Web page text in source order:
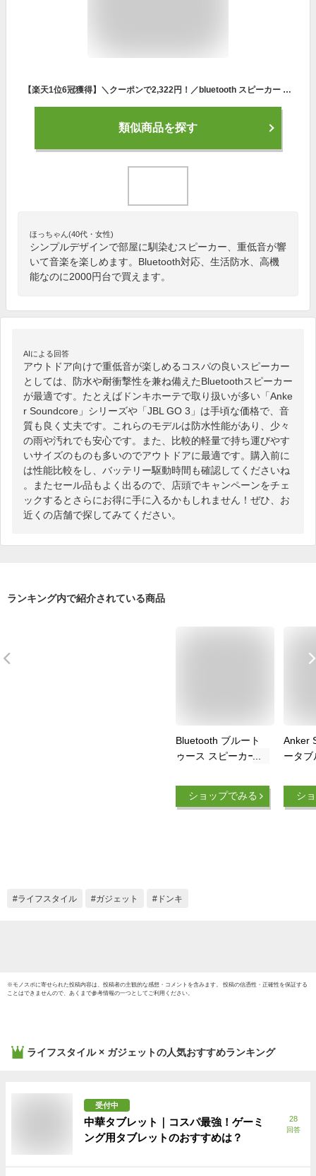
【楽天1位6冠獲得】＼クーポンで2,322円！／bluetooth スピーカー ポータブルスピーカー 小型 ワイヤレススピーカー 18H連続使用 ハンズフリー通話 4way再生方法 簡単接続 高音質重低音 iPhone/Android/PC IPX6防水 AUX/TFカード対応 お風呂/キャンプ
類似商品を探す
ほっちゃん(40代・女性)
シンプルデザインで部屋に馴染むスピーカー、重低音が響
いて音楽を楽しめます。Bluetooth対応、生活防水、高機
能なのに2000円台で買えます。
AIによる回答
アウトドア向けで重低音が楽しめるコスパの良いスピーカー
としては、防水や耐衝撃性を兼ね備えたBluetoothスピーカー
が最適です。たとえばドンキホーテで取り扱いが多い「Anke
r Soundcore」シリーズや「JBL GO 3」は手頃な価格で、音
質も良く丈夫です。これらのモデルは防水性能があり、少々
の雨や汚れでも安心です。また、比較的軽量で持ち運びやす
いサイズのものも多いのでアウトドアに最適です。購入前に
は性能比較をし、バッテリー駆動時間も確認してくださいね
。またセール品もよく出るので、店頭でキャンペーンをチェ
ックするとさらにお得に手に入るかもしれません！ぜひ、お
近くの店舗で探してみてください。
ランキング内で紹介されている商品
Bluetooth ブルート
ゥース スピーカー
時計 アラーム 目覚
まし 小型 コンパク
ステレオ
ショップでみる
Anker
ータブ
カー
可能
シ
ライフスタイル ガジェット ドンキ
※モノスポに寄せられた投稿内容は、投稿者の主観的な感想・コメントを含みます。 投稿の信憑性・正確性を保証する
ことはできませんので、あくまで参考情報の一つとしてご利用ください。
ライフスタイル × ガジェットの人気おすすめランキング
受付中
中華タブレット｜コスパ最強！ゲーミ
ング用タブレットのおすすめは？
28
回答